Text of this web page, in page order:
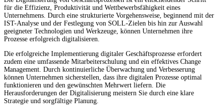
für die Effizienz, Produktivität und Wettbewerbsfähigkeit eines
Unternehmens. Durch eine strukturierte Vorgehensweise, beginnend mit der
IST-Analyse und der Festlegung von SOLL-Zielen bis hin zur Auswahl
geeigneter Technologien und Werkzeuge, können Unternehmen ihre
Prozesse erfolgreich digitalisieren.
Die erfolgreiche Implementierung digitaler Geschäftsprozesse erfordert
zudem eine umfassende Mitarbeiterschulung und ein effektives Change
Management. Durch kontinuierliche Überwachung und Verbesserung
können Unternehmen sicherstellen, dass ihre digitalen Prozesse optimal
funktionieren und den gewünschten Mehrwert liefern. Die
Herausforderungen der Digitalisierung meistern Sie durch eine klare
Strategie und sorgfältige Planung.